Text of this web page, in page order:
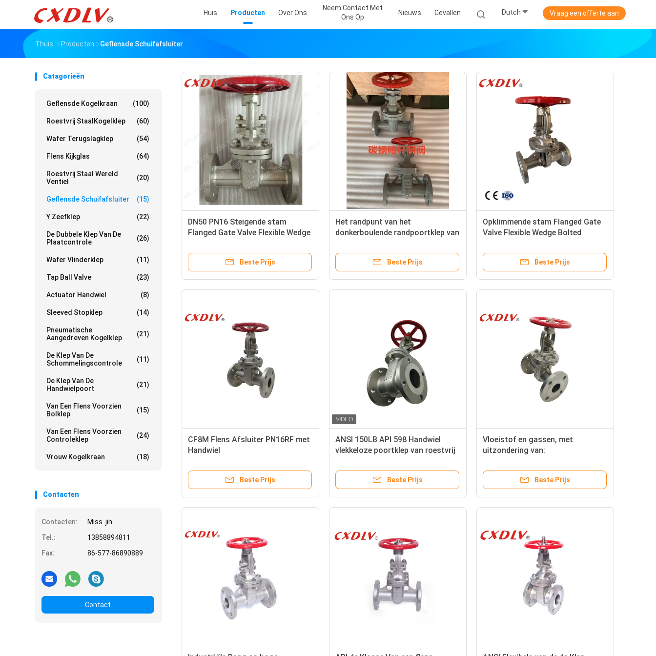
Huis Producten Over Ons
Neem Contact Met
Ons Op
Nieuws Gevallen Dutch Vraag een offerte aan
Thuis Producten Geflensde Schuifafsluiter
Catagorieën
Geflensde Kogelkraan (100)
Roestvrij StaalKogelklep (60)
Wafer Terugslagklep (54)
Flens Kijkglas (64)
Roestvrij Staal Wereld
Ventiel
(20)
Geflensde Schuifafsluiter (15)
Y Zeefklep (22)
De Dubbele Klep Van De
Plaatcontrole
(26)
Wafer Vlinderklep (11)
Tap Ball Valve (23)
Actuator Handwiel (8)
Sleeved Stopklep (14)
Pneumatische
Aangedreven Kogelklep
(21)
De Klep Van De
Schommelingscontrole
(11)
De Klep Van De
Handwielpoort
(21)
Van Een Flens Voorzien
Bolklep
(15)
Van Een Flens Voorzien
Controleklep
(24)
Vrouw Kogelkraan (18)
Contacten
Contacten:
Miss. jin
Tel.:
13858894811
Fax:
86-577-86890889
Contact
DN50 PN16 Steigende stam
Flanged Gate Valve Flexible Wedge
Beste Prijs
Het randpunt van het
donkerboulende randpoortklep van
voor de regulering van de
vloeistofstroom in chemische
Beste Prijs
Opklimmende stam Flanged Gate
Valve Flexible Wedge Bolted
Beste Prijs
CF8M Flens Afsluiter PN16RF met
Handwiel
Beste Prijs
ANSI 150LB API 598 Handwiel
vlekkeloze poortklep van roestvrij
Beste Prijs
Vloeistof en gassen, met
uitzondering van:
Beste Prijs